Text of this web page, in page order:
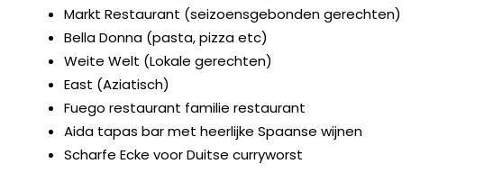
Markt Restaurant (seizoensgebonden gerechten)
Bella Donna (pasta, pizza etc)
Weite Welt (Lokale gerechten)
East (Aziatisch)
Fuego restaurant familie restaurant
Aida tapas bar met heerlijke Spaanse wijnen
Scharfe Ecke voor Duitse curryworst